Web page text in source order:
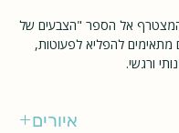
אל הספר "הצבעים של
להפליא לפעוטות,
ורגשי.
איורים